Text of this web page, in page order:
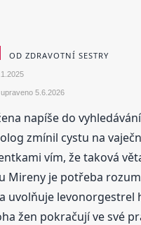
OD ZDRAVOTNÍ SESTRY
5.6.2026
napíše do vyhledávání
zmínil cystu na
vím, že taková
u Mireny je potřeba
uvolňuje levonorgestrel
žen pokračují ve své